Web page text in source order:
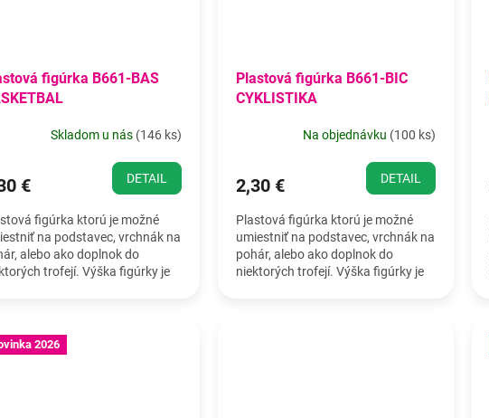
figúrka B661-BAS
Skladom u nás (146 ks)
€ DETAIL
figúrka ktorú je možné
na podstavec, vrchnák na
alebo ako doplnok do
trofejí. Výška figúrky je
Plastová figúrka B661-BIC
CYKLISTIKA
Na objednávku (100 ks)
2,30 € DETAIL
Plastová figúrka ktorú je možné
umiestniť na podstavec, vrchnák na
pohár, alebo ako doplnok do
niektorých trofejí. Výška figúrky je
2026